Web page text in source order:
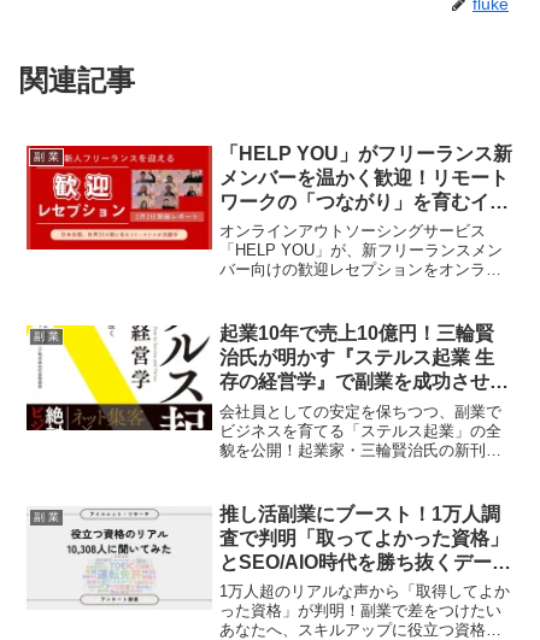
関連記事
副 業
「HELP YOU」がフリーランス新
メンバーを温かく歓迎！リモート
ワークの「つながり」を育むイベ
ントで副業ファンも期待高まる
オンラインアウトソーシングサービス
「HELP YOU」が、新フリーランスメン
バー向けの歓迎レセプションをオンライ
とチームの一体感を育む貴重な機会とな
り、柔軟な働き方を追求する副業ファン
の期待をさらに高めます。
副 業
起業10年で売上10億円！三輪賢
治氏が明かす『ステルス起業 生
存の経営学』で副業を成功させよ
う！
会社員としての安定を保ちつつ、副業で
ビジネスを育てる「ステルス起業」の全
貌を公開！起業家・三輪賢治氏の新刊
由を掴むための実践的な戦略が満載。副
業ファン必読の一冊です。
副 業
推し活副業にブースト！1万人調
査で判明「取ってよかった資格」
とSEO/AIO時代を勝ち抜くデータ
戦略
1万人超のリアルな声から「取得してよか
った資格」が判明！副業で差をつけたい
あなたへ、スキルアップに役立つ資格情